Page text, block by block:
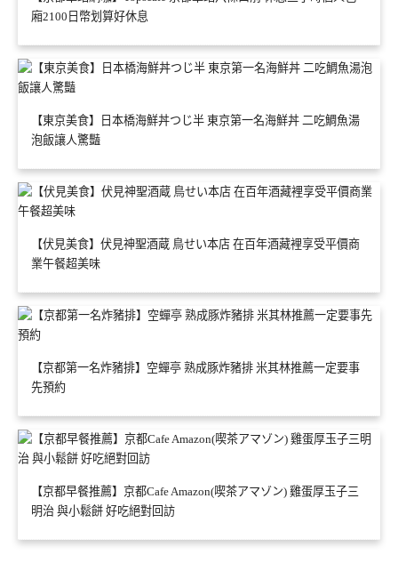
廂2100日幣划算好休息
【東京美食】日本橋海鮮丼つじ半 東京第一名海鮮丼 二吃鯛魚湯
泡飯讓人驚豔
【伏見美食】伏見神聖酒蔵 鳥せい本店 在百年酒藏裡享受平價商
業午餐超美味
【京都第一名炸豬排】空蟬亭 熟成豚炸豬排 米其林推薦一定要事
先預約
【京都早餐推薦】京都Cafe Amazon(喫茶アマゾン) 雞蛋厚玉子三
明治 與小鬆餅 好吃絕對回訪